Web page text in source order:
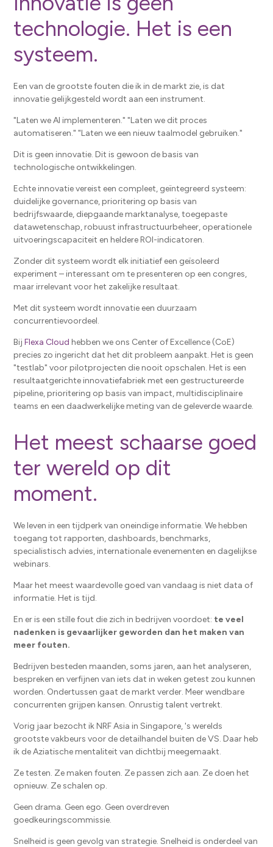
technologie. Het is een
systeem.
Een van de grootste fouten die ik in de markt zie, is dat
innovatie gelijkgesteld wordt aan een instrument.
"Laten we AI implementeren." "Laten we dit proces
automatiseren." "Laten we een nieuw taalmodel gebruiken."
Dit is geen innovatie. Dit is gewoon de basis van
technologische ontwikkelingen.
Echte innovatie vereist een compleet, geïntegreerd systeem:
duidelijke governance, prioritering op basis van
bedrijfswaarde, diepgaande marktanalyse, toegepaste
datawetenschap, robuust infrastructuurbeheer, operationele
uitvoeringscapaciteit en heldere ROI-indicatoren.
Zonder dit systeem wordt elk initiatief een geïsoleerd
experiment – ​​interessant om te presenteren op een congres,
maar irrelevant voor het zakelijke resultaat.
Met dit systeem wordt innovatie een duurzaam
concurrentievoordeel.
BijFlexa Cloud hebben we ons Center of Excellence (CoE)
precies zo ingericht dat het dit probleem aanpakt. Het is geen
"testlab" voor pilotprojecten die nooit opschalen. Het is een
resultaatgerichte innovatiefabriek met een gestructureerde
pipeline, prioritering op basis van impact, multidisciplinaire
teams en een daadwerkelijke meting van de geleverde waarde.
Het meest schaarse goed
ter wereld op dit
moment.
We leven in een tijdperk van oneindige informatie. We hebben
toegang tot rapporten, dashboards, benchmarks,
specialistisch advies, internationale evenementen en dagelijkse
webinars.
Maar het meest waardevolle goed van vandaag is niet data of
informatie. Het is tijd.
En er is een stille fout die zich in bedrijven voordoet: te veel
nadenken is gevaarlijker geworden dan het maken van
meer fouten.
Bedrijven besteden maanden, soms jaren, aan het analyseren,
bespreken en verfijnen van iets dat in weken getest zou kunnen
worden. Ondertussen gaat de markt verder. Meer wendbare
concurrenten grijpen kansen. Onrustig talent vertrekt.
Vorig jaar bezocht ik NRF Asia in Singapore, 's werelds
grootste vakbeurs voor de detailhandel buiten de VS. Daar heb
ik de Aziatische mentaliteit van dichtbij meegemaakt.
Ze testen. Ze maken fouten. Ze passen zich aan. Ze doen het
opnieuw. Ze schalen op.
Geen drama. Geen ego. Geen overdreven
goedkeuringscommissie.
Snelheid is geen gevolg van strategie. Snelheid is onderdeel van